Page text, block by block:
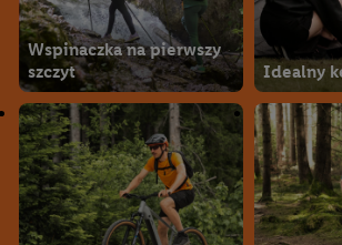
Wspinaczka na pierwszy
szczyt
Idealny